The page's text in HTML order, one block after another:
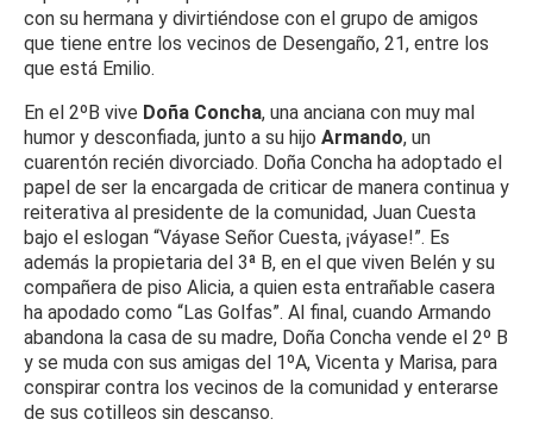
con su hermana y divirtiéndose con el grupo de amigos
que tiene entre los vecinos de Desengaño, 21, entre los
que está Emilio.
En el 2ºB vive Doña Concha, una anciana con muy mal
humor y desconfiada, junto a su hijo Armando, un
cuarentón recién divorciado. Doña Concha ha adoptado el
papel de ser la encargada de criticar de manera continua y
reiterativa al presidente de la comunidad, Juan Cuesta
bajo el eslogan “Váyase Señor Cuesta, ¡váyase!”. Es
además la propietaria del 3ª B, en el que viven Belén y su
compañera de piso Alicia, a quien esta entrañable casera
ha apodado como “Las Golfas”. Al final, cuando Armando
abandona la casa de su madre, Doña Concha vende el 2º B
y se muda con sus amigas del 1ºA, Vicenta y Marisa, para
conspirar contra los vecinos de la comunidad y enterarse
de sus cotilleos sin descanso.